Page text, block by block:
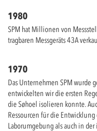
1980
SPM hat Millionen von
tragbaren Messgeräts 43A
1970
Das Unternehmen SPM wurde
entwickelten wir die ersten
die Søhoel isolieren konnte.
Ressourcen für die
Laborumgebung als auch in